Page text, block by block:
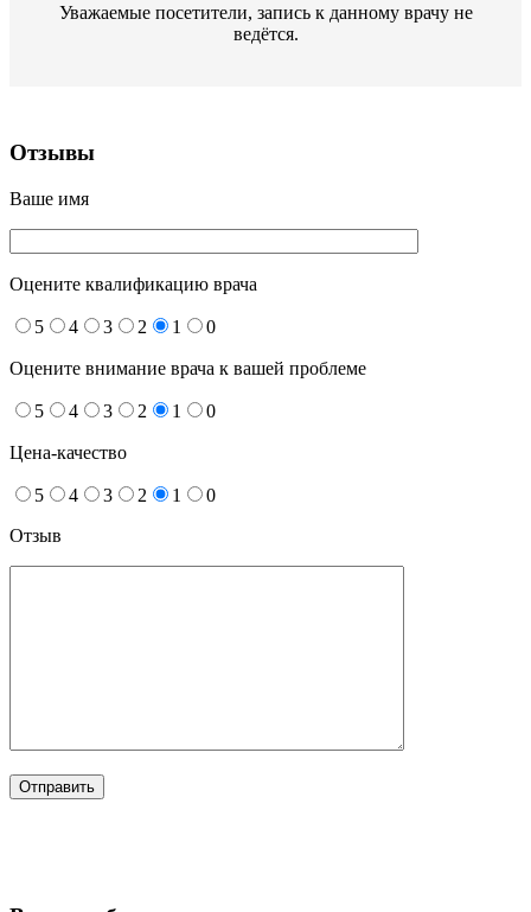
Уважаемые посетители, запись к данному врачу не
ведётся.
Отзывы
Ваше имя
Оцените квалификацию врача
5 4 3 2 1 0
Оцените внимание врача к вашей проблеме
5 4 3 2 1 0
Цена-качество
5 4 3 2 1
0
Отзыв